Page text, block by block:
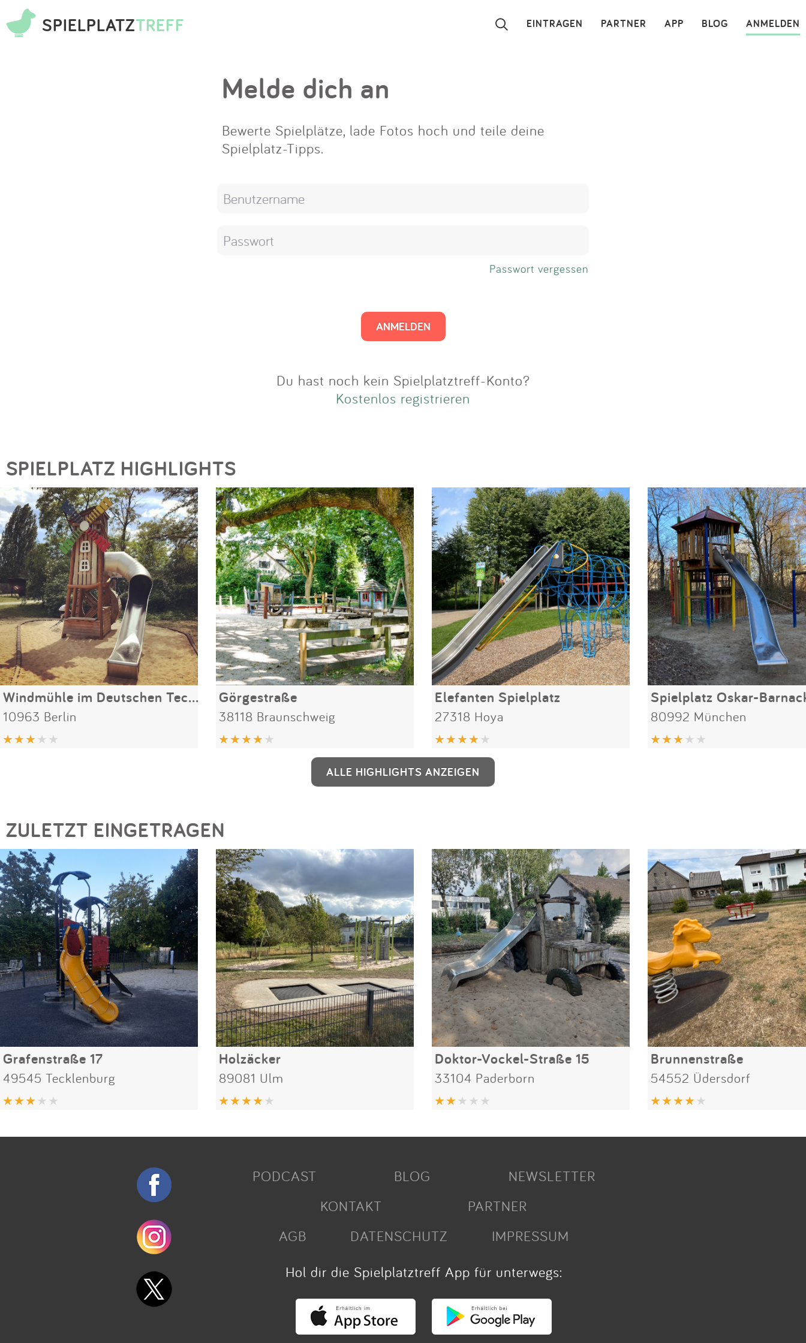
SPIELPLATZTREFF ANMELDEN
BLOG
APP
PARTNER
EINTRAGEN ×
App
Anmelden
Melde dich an
Bewerte Spielplätze, lade Fotos hoch und teile deine
Spielplatz-Tipps.
Passwort vergessen
Du hast noch kein Spielplatztreff-Konto?
Kostenlos registrieren
SPIELPLATZ HIGHLIGHTS
Windmühle im Deutschen Technik-Museum
10963 Berlin
Görgestraße
38118 Braunschweig
Elefanten Spielplatz
27318 Hoya 80992 München
ALLE HIGHLIGHTS ANZEIGEN
ZULETZT EINGETRAGEN
Grafenstraße 17
49545 Tecklenburg
Holzäcker
89081 Ulm
Doktor-Vockel-Straße 15
33104 Paderborn
Brunnenstraße
54552 Üdersdorf
PODCAST BLOG
NEWSLETTER
KONTAKT
PARTNER
AGB
DATENSCHUTZ
IMPRESSUM
Hol dir die Spielplatztreff App für unterwegs: